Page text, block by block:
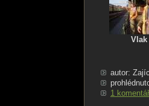
Vlak
autor: Zajíc
1 komentář